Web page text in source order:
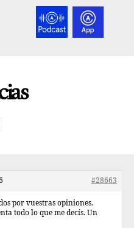
#28663
por vuestras opiniones.
todo lo que me decís. Un